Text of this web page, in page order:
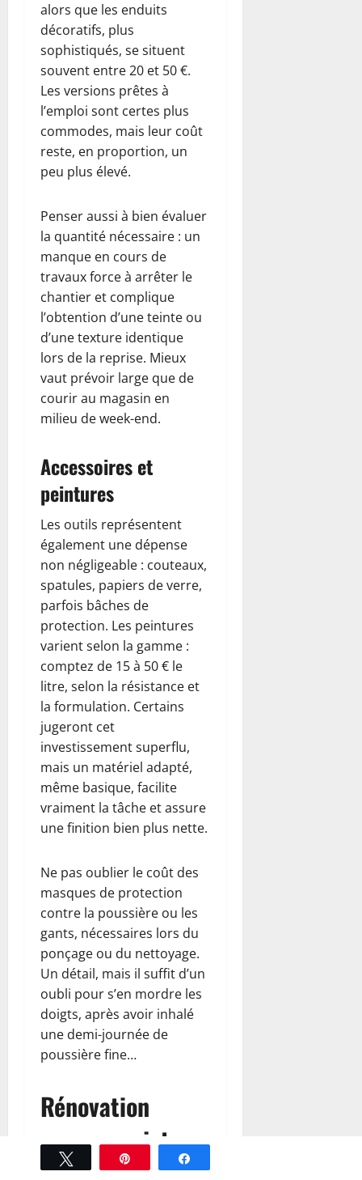
Mentions légales
alors que les enduits
décoratifs, plus
sophistiqués, se situent
souvent entre 20 et 50 €.
Les versions prêtes à
l’emploi sont certes plus
commodes, mais leur coût
reste, en proportion, un
peu plus élevé.
Penser aussi à bien évaluer
la quantité nécessaire : un
manque en cours de
travaux force à arrêter le
chantier et complique
l’obtention d’une teinte ou
d’une texture identique
lors de la reprise. Mieux
vaut prévoir large que de
courir au magasin en
milieu de week-end.
Accessoires et
peintures
Les outils représentent
également une dépense
non négligeable : couteaux,
spatules, papiers de verre,
parfois bâches de
protection. Les peintures
varient selon la gamme :
comptez de 15 à 50 € le
litre, selon la résistance et
la formulation. Certains
jugeront cet
investissement superflu,
mais un matériel adapté,
même basique, facilite
vraiment la tâche et assure
une finition bien plus nette.
Ne pas oublier le coût des
masques de protection
contre la poussière ou les
gants, nécessaires lors du
ponçage ou du nettoyage.
Un détail, mais il suffit d’un
oubli pour s’en mordre les
doigts, après avoir inhalé
une demi-journée de
poussière fine…
Rénovation
versus projet
Tweetez